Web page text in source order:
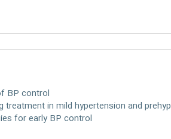
BP control
treatment in mild hypertension and
for early BP control